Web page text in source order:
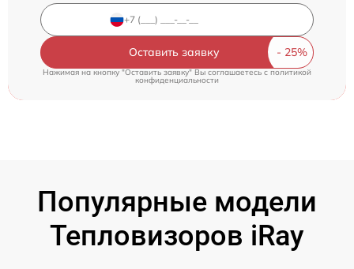
Оставить заявку
Нажимая на кнопку "Оставить заявку" Вы соглашаетесь cполитикой
конфиденциальности
Популярные модели
Тепловизоров iRay